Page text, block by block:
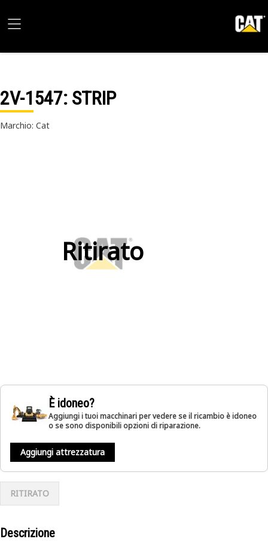
2V-1547: STRIP
Marchio: Cat
Ritirato
È idoneo?
Aggiungi i tuoi macchinari per vedere se il ricambio è idoneo
o se sono disponibili opzioni di riparazione.
Aggiungi attrezzatura
RITIRATO
Descrizione